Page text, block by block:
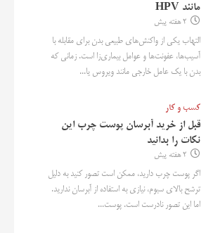
مانند HPV
2 هفته پیش
التهاب یکی از واکنش‌های طبیعی بدن برای مقابله با
آسیب‌ها، عفونت‌ها و عوامل بیماری‌زا است. زمانی که
بدن با یک عامل خارجی مانند ویروس یا...
کسب و کار
قبل از خرید آبرسان پوست چرب این
نکات را بدانید
2 هفته پیش
اگر پوست چرب دارید، ممکن است تصور کنید به دلیل
ترشح بالای سبوم، نیازی به استفاده از آبرسان ندارید.
اما این تصور نادرست است. پوست...